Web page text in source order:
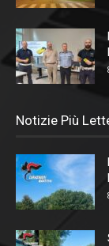
Notizie Più